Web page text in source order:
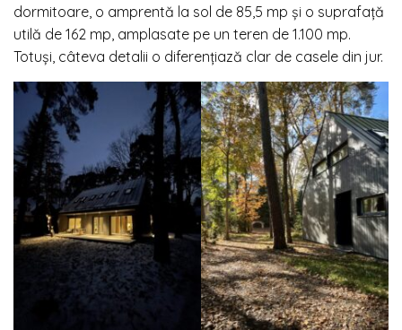
dormitoare, o amprentă la sol de 85,5 mp și o suprafață
utilă de 162 mp, amplasate pe un teren de 1.100 mp.
Totuși, câteva detalii o diferențiază clar de casele din jur.